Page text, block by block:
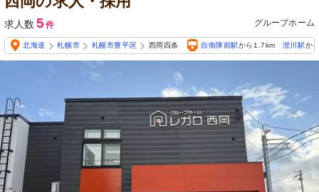
求人数 5 件 グループホーム
北海道 札幌市 札幌市豊平区 西岡四条 自衛隊前駅から1.7km 澄川駅か